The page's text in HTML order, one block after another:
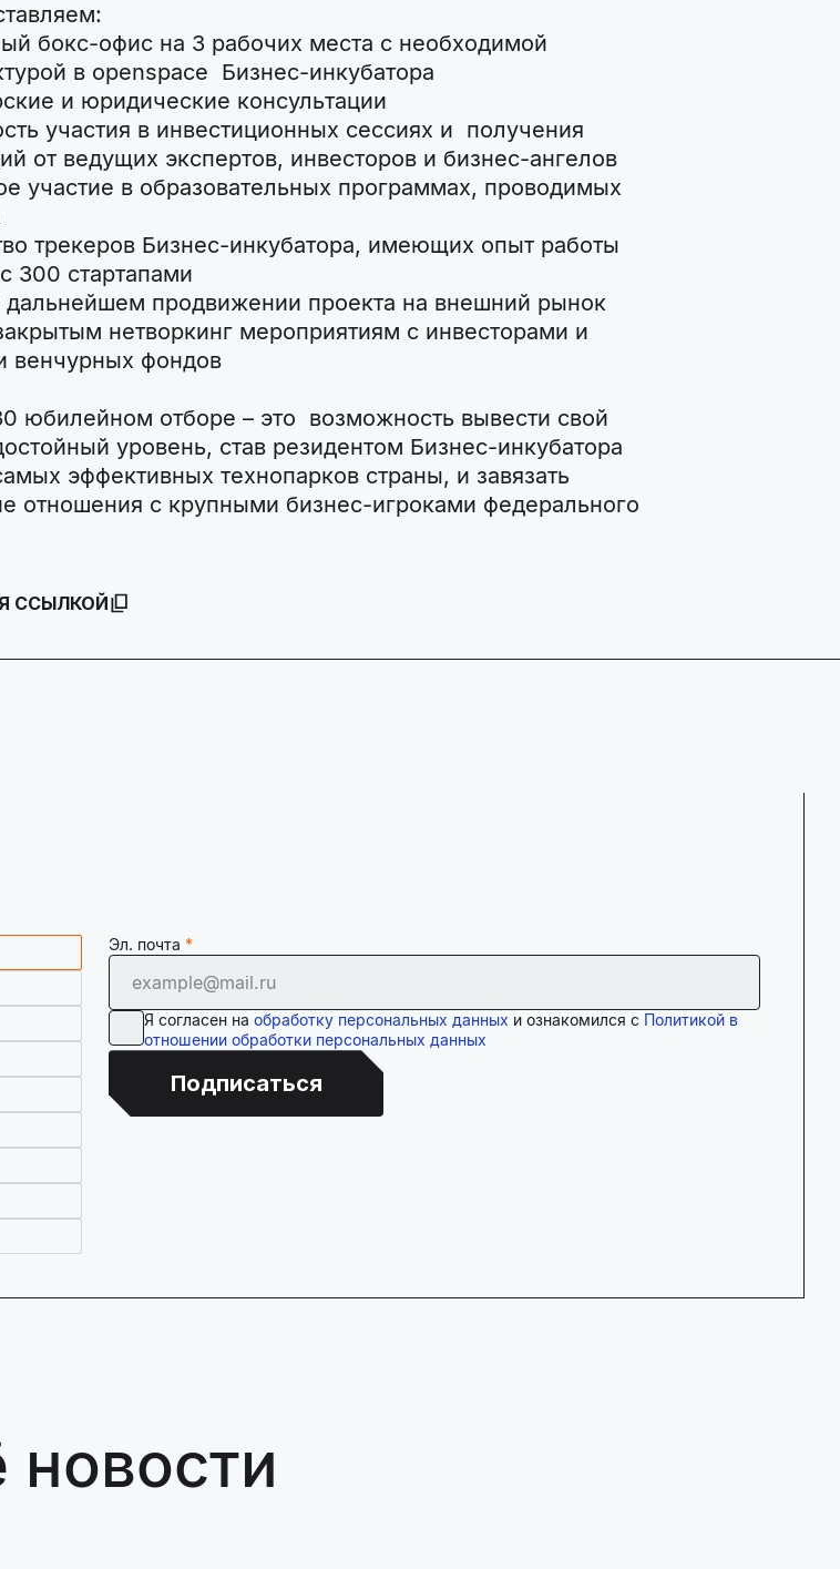
бокс-офис на 3 рабочих места с необходимой
в openspace Бизнес-инкубатора
и юридические консультации
участия в инвестиционных сессиях и получения
от ведущих экспертов, инвесторов и бизнес-ангелов
участие в образовательных программах, проводимых
трекеров Бизнес-инкубатора, имеющих опыт работы
300 стартапами
продвижении проекта на внешний рынок
нетворкинг мероприятиям с инвесторами и
венчурных фондов
юбилейном отборе – это возможность вывести свой
уровень, став резидентом Бизнес-инкубатора
эффективных технопарков страны, и завязать
отношения с крупными бизнес-игроками федерального
ССЫЛКОЙ
Эл. почта
Я согласен на обработку персональных данных и ознакомился с Политикой в
отношении обработки персональных данных
Подписаться